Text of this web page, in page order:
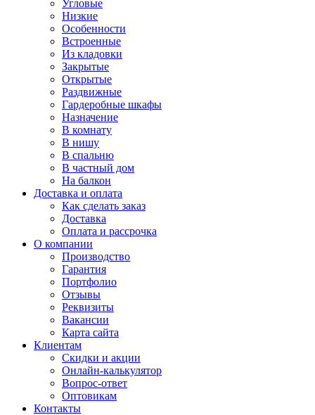
Угловые
Низкие
Особенности
Встроенные
Из кладовки
Закрытые
Открытые
Раздвижные
Гардеробные шкафы
Назначение
В комнату
В нишу
В спальню
В частный дом
На балкон
Доставка и оплата
Как сделать заказ
Доставка
Оплата и рассрочка
О компании
Производство
Гарантия
Портфолио
Отзывы
Реквизиты
Вакансии
Карта сайта
Клиентам
Скидки и акции
Онлайн-калькулятор
Вопрос-ответ
Оптовикам
Контакты